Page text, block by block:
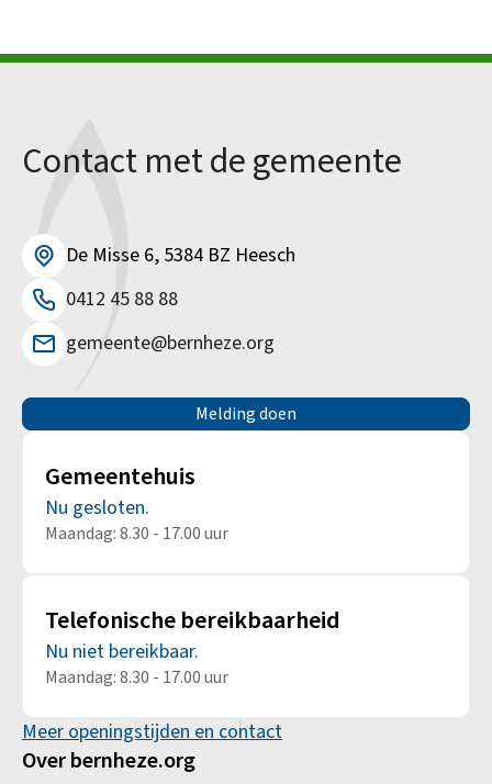
Contact met de gemeente
De Misse 6, 5384 BZ Heesch
0412 45 88 88
gemeente@bernheze.org
Melding doen
Gemeentehuis
Nu gesloten.
Maandag: 8.30 - 17.00 uur
Telefonische bereikbaarheid
Nu niet bereikbaar.
Maandag: 8.30 - 17.00 uur
Meer openingstijden en contact
Over bernheze.org